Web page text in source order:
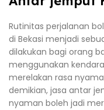
Rutinitas perjalanan
di Bekasi menjadi
dilakukan bagi orang
menggunakan
merelakan rasa
demikian, jasa antar
nyaman boleh jadi